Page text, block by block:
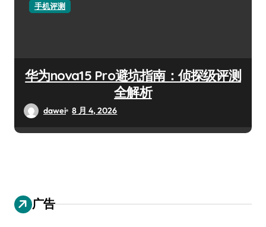
手机评测
华为nova15 Pro避坑指南：侦探级评测
全解析
dawei 8 月 4, 2026
广告